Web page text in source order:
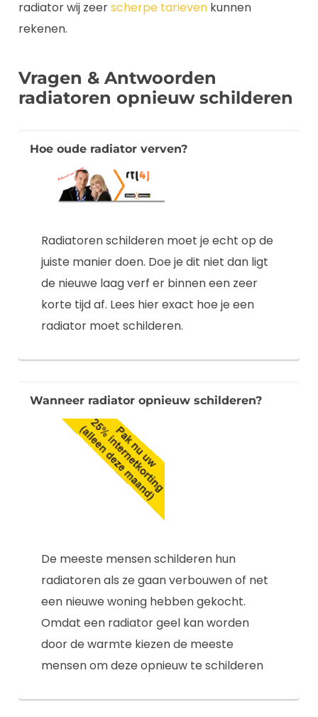
radiator wij zeerscherpe tarieven kunnen
rekenen.
Vragen & Antwoorden
radiatoren opnieuw schilderen
Hoe oude radiator verven?
Radiatoren schilderen moet je echt op de
juiste manier doen. Doe je dit niet dan ligt
de nieuwe laag verf er binnen een zeer
korte tijd af. Lees hier exact hoe je een
radiator moet schilderen.
Wanneer radiator opnieuw schilderen?
De meeste mensen schilderen hun
radiatoren als ze gaan verbouwen of net
een nieuwe woning hebben gekocht.
Omdat een radiator geel kan worden
door de warmte kiezen de meeste
mensen om deze opnieuw te schilderen